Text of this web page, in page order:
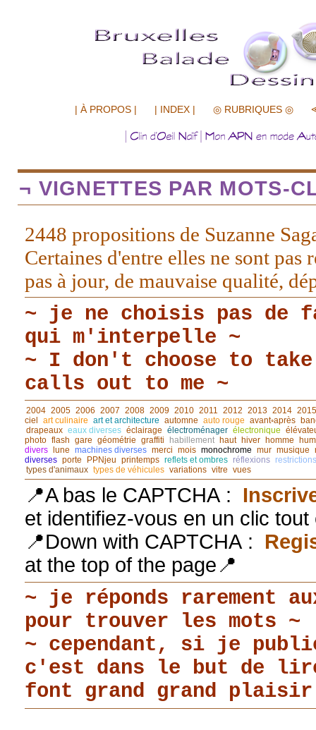
| À PROPOS | | INDEX | ◎ RUBRIQUES ◎
¬ VIGNETTES PAR MOTS-
2448 propositions de Suzanne
Certaines d'entre elles ne sont pas
pas à jour, de mauvaise qualité,
~ je ne choisis pas de
qui m'interpelle ~
~ I don't choose to
calls out to me ~
2004 2005 2006 2007 2008 2009 2010 2011 2012 2013 2014 2015
ciel art culinaire art et architecture automne auto rouge avant◦après
drapeaux eaux diverses éclairage électroménager électronique
photo flash gare géométrie graffiti habillement haut hiver homme
divers lune machines diverses merci mois monochrome mur musique
diverses porte PPNjeu printemps reflets et ombres réflexions restrictions
types d'animaux types de véhicules variations vitre vues
📍A bas le CAPTCHA :
et identifiez-vous en un clic
📍Down with CAPTCHA :
at the top of the page📍
~ je réponds rarement
pour trouver les mots ~
~ cependant, si je
c'est dans le but de
font grand grand